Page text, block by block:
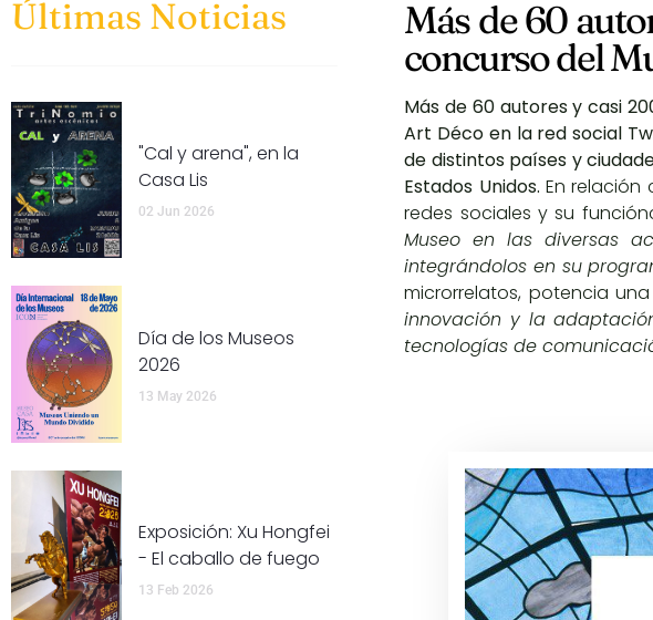
Últimas Noticias
"Cal y arena", en la
Casa Lis
02 Jun 2026
Día de los Museos
2026
13 May 2026
Exposición: Xu Hongfei
- El caballo de fuego
13 Feb 2026
Más de 60
concurso del
Más de 60 autores y casi
Art Déco en la red social
de distintos países y
Estados Unidos. En relación
redes sociales y su
Museo en las diversas
integrándolos en su
microrrelatos, potencia
innovación y la
tecnologías de